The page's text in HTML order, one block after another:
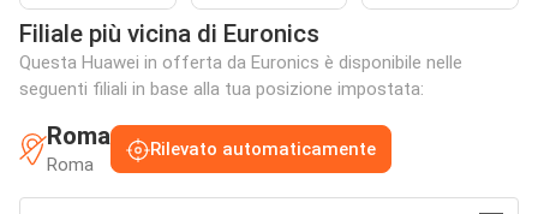
Filiale più vicina di Euronics
Questa Huawei in offerta da Euronics è disponibile nelle
seguenti filiali in base alla tua posizione impostata:
Roma
Roma
Rilevato automaticamente